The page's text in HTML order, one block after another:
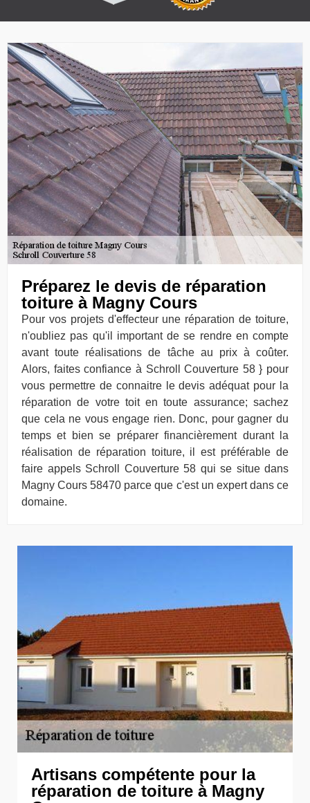
Préparez le devis de réparation
toiture à Magny Cours
Pour vos projets d'effecteur une réparation de toiture,
n'oubliez pas qu'il important de se rendre en compte
avant toute réalisations de tâche au prix à coûter.
Alors, faites confiance à Schroll Couverture 58 } pour
vous permettre de connaitre le devis adéquat pour la
réparation de votre toit en toute assurance; sachez
que cela ne vous engage rien. Donc, pour gagner du
temps et bien se préparer financièrement durant la
réalisation de réparation toiture, il est préférable de
faire appels Schroll Couverture 58 qui se situe dans
Magny Cours 58470 parce que c'est un expert dans ce
domaine.
Artisans compétente pour la
réparation de toiture à Magny